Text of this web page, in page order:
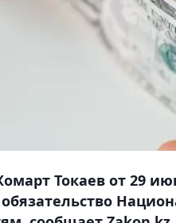
Токаев от 29